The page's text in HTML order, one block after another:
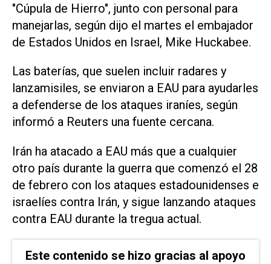
"Cúpula de Hierro", junto con personal para
manejarlas, ‌según dijo el martes el ‌embajador
de Estados Unidos en Israel, Mike Huckabee.
Las baterías, que suelen incluir radares y
lanzamisiles, se enviaron a EAU para ayudarles
a defenderse de los ataques iraníes, según
informó a Reuters una fuente cercana.
Irán ha atacado a EAU más que a cualquier
otro país durante la guerra que comenzó el 28
de febrero con los ​ataques estadounidenses e
israelíes ⁠contra Irán, y sigue lanzando ataques
contra EAU durante la ‌tregua actual.
Este contenido se hizo gracias al apoyo